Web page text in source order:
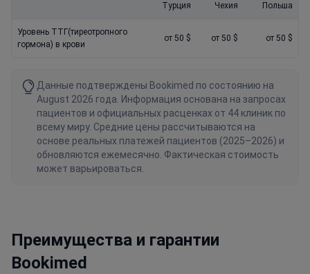
Турция Чехия Польша
Уровень ТТГ(тиреотропного
гормона) в крови
от 50 $ от 50 $ от 50 $
Данные подтверждены Bookimed по состоянию на
August 2026 года. Информация основана на запросах
пациентов и официальных расценках от 44 клиник по
всему миру. Средние цены рассчитываются на
основе реальных платежей пациентов (2025–2026) и
обновляются ежемесячно. Фактическая стоимость
может варьироваться.
Преимущества и гарантии
Bookimed